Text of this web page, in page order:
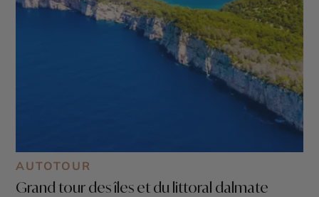
AUTOTOUR
Grand tour des îles et du littoral dalmate